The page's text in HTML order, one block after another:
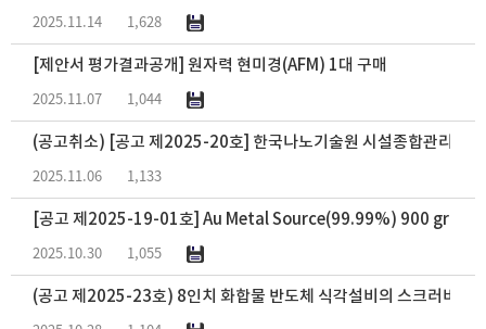
2025.11.14 1,628
[제안서 평가결과공개] 원자력 현미경(AFM) 1대 구매
2025.11.07 1,044
(공고취소) [공고 제2025-20호] 한국나노기술원 시설종합관리 용
2025.11.06 1,133
[공고 제2025-19-01호] Au Metal Source(99.99%) 900 gram
2025.10.30 1,055
(공고 제2025-23호) 8인치 화합물 반도체 식각설비의 스크러버 구